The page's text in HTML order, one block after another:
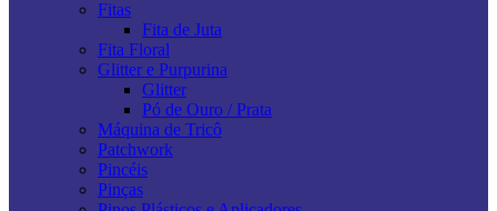
Fitas
Fita de Juta
Fita Floral
Glitter e Purpurina
Glitter
Pó de Ouro / Prata
Máquina de Tricô
Patchwork
Pincéis
Pinças